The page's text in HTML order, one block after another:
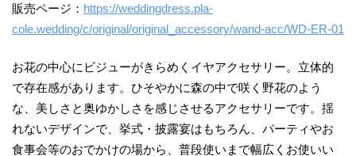
販売ページ： https://weddingdress.pla-
cole.wedding/c/original/original_accessory/wand-acc/WD-ER-01
​お花の中心にビジューがきらめくイヤアクセサリー。立体的
で存在感があります。ひそやかに森の中で咲く野花のよう
な、美しさと奥ゆかしさを感じさせるアクセサリーです。揺
れないデザインで、挙式・披露宴はもちろん、パーティやお
食事会等のおでかけの場から、普段使いまで幅広くお使いい